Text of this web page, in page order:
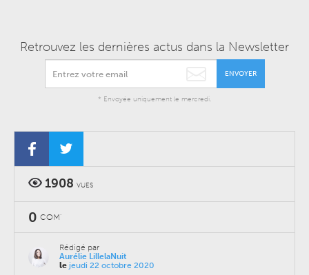
Retrouvez les dernières actus dans la Newsletter
ENVOYER
* Envoyée uniquement le mercredi.
1908 VUES
0 COM'
Rédigé par
Aurélie LillelaNuit
le jeudi 22 octobre 2020